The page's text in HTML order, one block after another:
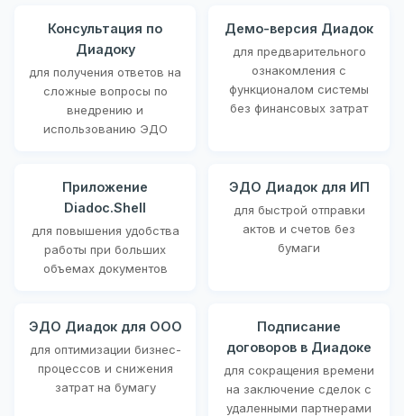
Консультация по
Диадоку
для получения ответов на
сложные вопросы по
внедрению и
использованию ЭДО
Демо-версия Диадок
для предварительного
ознакомления с
функционалом системы
без финансовых затрат
Приложение
Diadoc.Shell
для повышения удобства
работы при больших
объемах документов
ЭДО Диадок для ИП
для быстрой отправки
актов и счетов без
бумаги
ЭДО Диадок для ООО
для оптимизации бизнес-
процессов и снижения
затрат на бумагу
Подписание
договоров в Диадоке
для сокращения времени
на заключение сделок с
удаленными партнерами